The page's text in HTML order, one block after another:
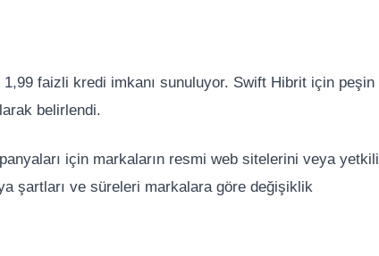
faizli kredi imkanı sunuluyor. Swift Hibrit için peşin
belirlendi.
için markaların resmi web sitelerini veya yetkili
şartları ve süreleri markalara göre değişiklik